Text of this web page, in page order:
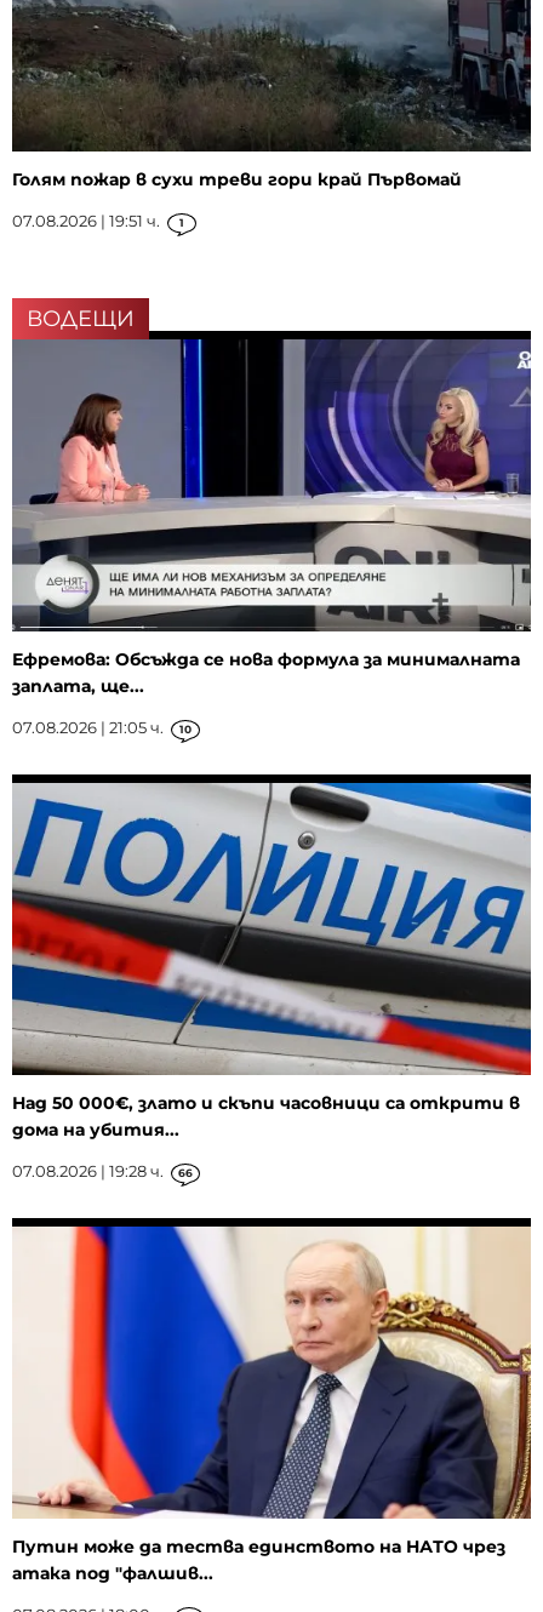
Голям пожар в сухи треви гори край Първомай
07.08.2026 | 19:51 ч. 1
ВОДЕЩИ
Ефремова: Обсъжда се нова формула за минималната
заплата, ще...
07.08.2026 | 21:05 ч. 10
Над 50 000€, злато и скъпи часовници са открити в
дома на убития...
07.08.2026 | 19:28 ч. 66
Путин може да тества единството на НАТО чрез
атака под "фалшив...